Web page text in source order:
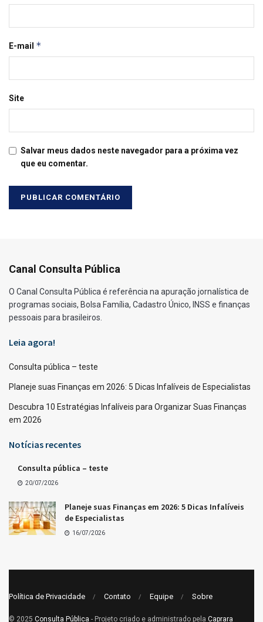
E-mail *
Site
Salvar meus dados neste navegador para a próxima vez
que eu comentar.
Canal Consulta Pública
O Canal Consulta Pública é referência na apuração jornalística de
programas sociais, Bolsa Família, Cadastro Único, INSS e finanças
pessoais para brasileiros.
Leia agora!
Consulta pública – teste
Planeje suas Finanças em 2026: 5 Dicas Infalíveis de Especialistas
Descubra 10 Estratégias Infalíveis para Organizar Suas Finanças
em 2026
Notícias recentes
Consulta pública – teste
20/07/2026
Planeje suas Finanças em 2026: 5 Dicas Infalíveis
de Especialistas
16/07/2026
Política de Privacidade Contato Equipe Sobre
© 2025 Consulta Pública - Projeto criado e administrado pela Caprara